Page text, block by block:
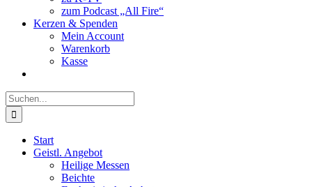
zum Podcast „All Fire“
Kerzen & Spenden
Mein Account
Warenkorb
Kasse
Suche
nach:
Start
Geistl. Angebot
Heilige Messen
Beichte